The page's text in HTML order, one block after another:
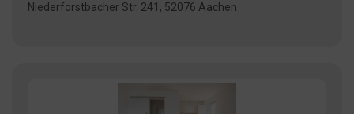
Niederforstbacher Str. 241, 52076 Aachen